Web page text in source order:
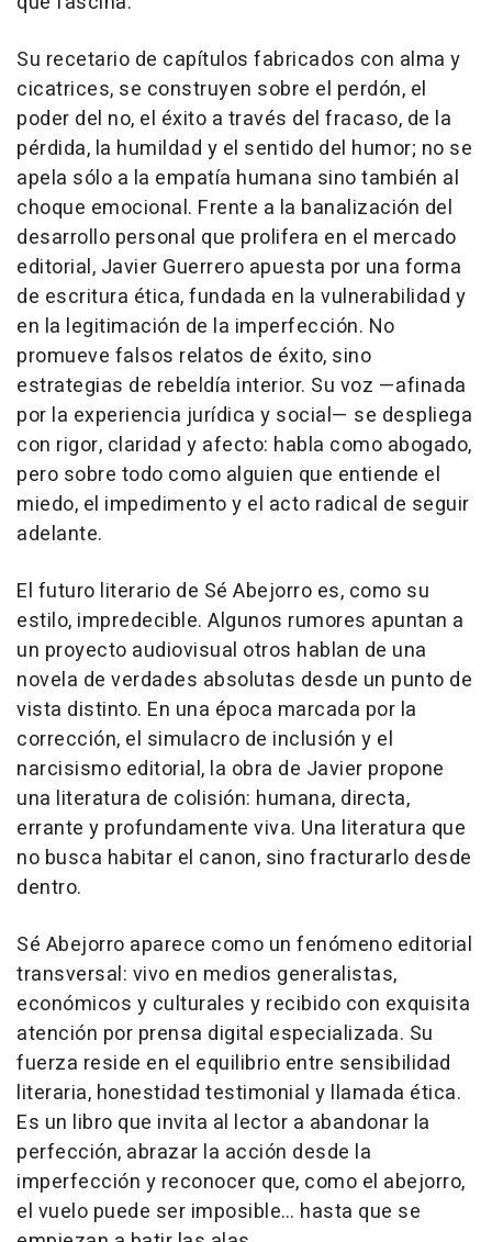
Su recetario de capítulos fabricados con alma y
cicatrices, se construyen sobre el perdón, el
poder del no, el éxito a través del fracaso, de la
pérdida, la humildad y el sentido del humor; no se
apela sólo a la empatía humana sino también al
choque emocional. Frente a la banalización del
desarrollo personal que prolifera en el mercado
editorial, Javier Guerrero apuesta por una forma
de escritura ética, fundada en la vulnerabilidad y
en la legitimación de la imperfección. No
promueve falsos relatos de éxito, sino
estrategias de rebeldía interior. Su voz —afinada
por la experiencia jurídica y social— se despliega
con rigor, claridad y afecto: habla como abogado,
pero sobre todo como alguien que entiende el
miedo, el impedimento y el acto radical de seguir
adelante.
El futuro literario de Sé Abejorro es, como su
estilo, impredecible. Algunos rumores apuntan a
un proyecto audiovisual otros hablan de una
novela de verdades absolutas desde un punto de
vista distinto. En una época marcada por la
corrección, el simulacro de inclusión y el
narcisismo editorial, la obra de Javier propone
una literatura de colisión: humana, directa,
errante y profundamente viva. Una literatura que
no busca habitar el canon, sino fracturarlo desde
dentro.
Sé Abejorro aparece como un fenómeno editorial
transversal: vivo en medios generalistas,
económicos y culturales y recibido con exquisita
atención por prensa digital especializada. Su
fuerza reside en el equilibrio entre sensibilidad
literaria, honestidad testimonial y llamada ética.
Es un libro que invita al lector a abandonar la
perfección, abrazar la acción desde la
imperfección y reconocer que, como el abejorro,
el vuelo puede ser imposible… hasta que se